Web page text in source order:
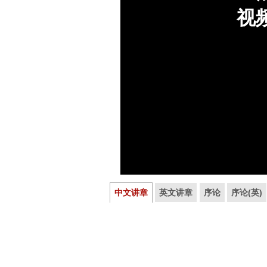
中文讲章 英文讲章 序论 序论(英)